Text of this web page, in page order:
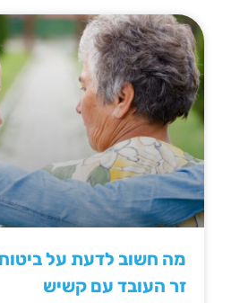
מה חשוב לדעת על
זר העובד עם קשיש